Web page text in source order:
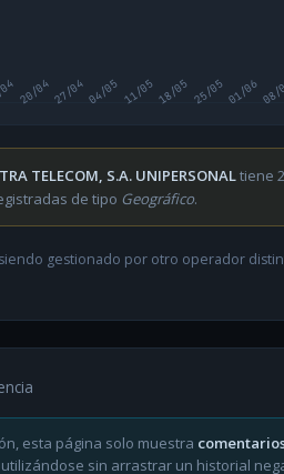
20/0427/0404/05 11/0518/05 25/0501/06
TELECOM, S.A. UNIPERSONALtiene
de tipo Geográfico.
gestionado por otro operador
esta página solo muestra
sin arrastrar un historial